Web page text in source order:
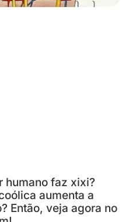
humano faz xixi?
aumenta a
Então, veja agora no